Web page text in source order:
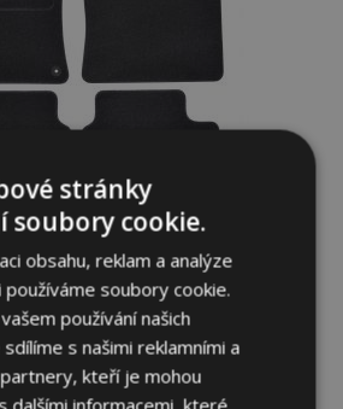
2018- (4 ks)
649,00 Kč
Přidat Do Košíku
stránky
soubory cookie.
obsahu, reklam a analýze
soubory cookie.
používání našich
s našimi reklamními a
kteří je mohou